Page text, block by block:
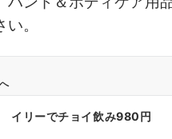
。
イリーでチョイ飲み980円